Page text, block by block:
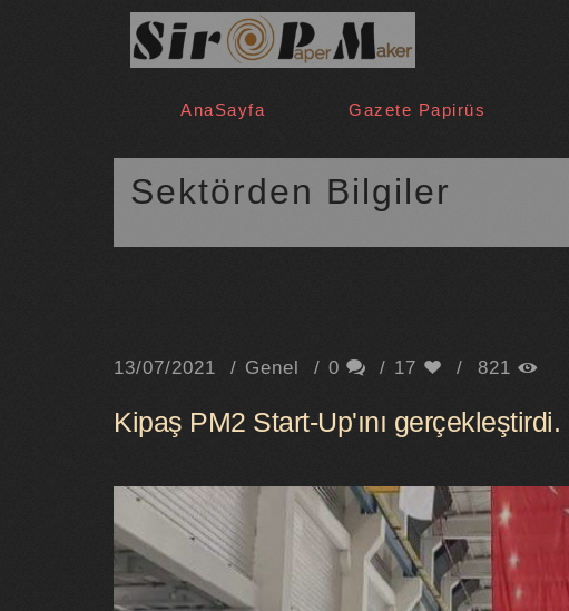
AnaSayfa Gazete Papirüs
Sektörden Bilgiler
13/07/2021 Genel 0 17 821
Kipaş PM2 Start-Up'ını gerçekleştirdi.